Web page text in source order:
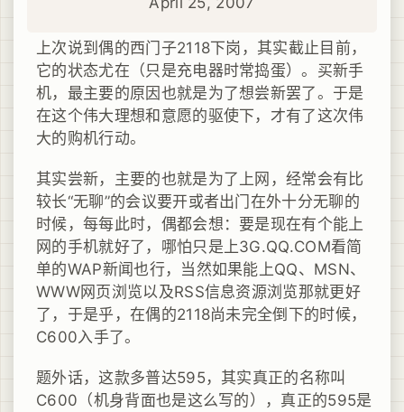
上次说到偶的西门子2118下岗，其实截止目前，
它的状态尤在（只是充电器时常捣蛋）。买新手
机，最主要的原因也就是为了想尝新罢了。于是
在这个伟大理想和意愿的驱使下，才有了这次伟
大的购机行动。
其实尝新，主要的也就是为了上网，经常会有比
较长“无聊”的会议要开或者出门在外十分无聊的
时候，每每此时，偶都会想：要是现在有个能上
网的手机就好了，哪怕只是上3G.QQ.COM看简
单的WAP新闻也行，当然如果能上QQ、MSN、
WWW网页浏览以及RSS信息资源浏览那就更好
了，于是乎，在偶的2118尚未完全倒下的时候，
C600入手了。
题外话，这款多普达595，其实真正的名称叫
C600（机身背面也是这么写的），真正的595是